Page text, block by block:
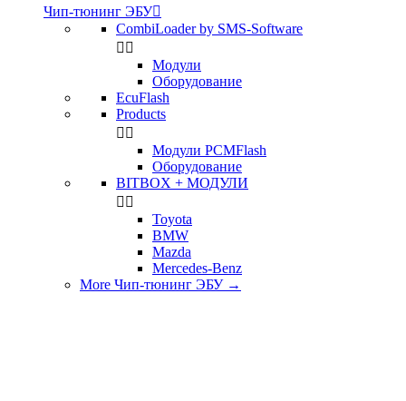
Чип-тюнинг ЭБУ
CombiLoader by SMS-Software
 
Модули
Оборудование
EcuFlash
Products
 
Модули PCMFlash
Оборудование
BITBOX + МОДУЛИ
 
Toyota
BMW
Mazda
Mercedes-Benz
More Чип-тюнинг ЭБУ →